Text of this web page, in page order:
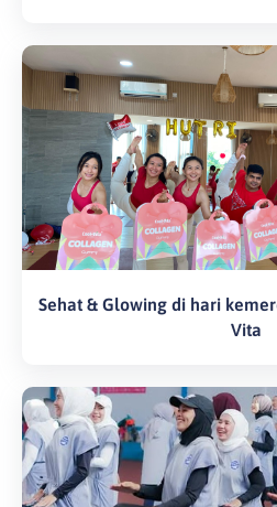
Sehat & Glowing di hari
Vita